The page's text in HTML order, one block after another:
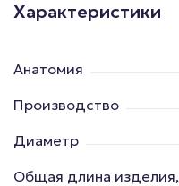
Характеристики
Анатомия
Производство
Диаметр
Общая длина изделия,